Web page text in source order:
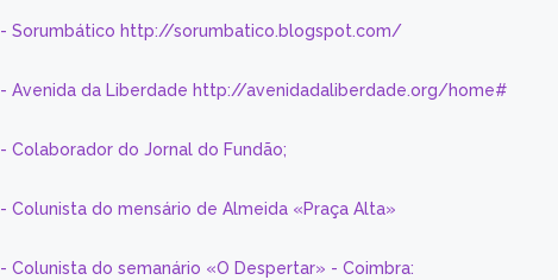
- Sorumbático http://sorumbatico.blogspot.com/
- Avenida da Liberdade http://avenidadaliberdade.org/home#
- Colaborador do Jornal do Fundão;
- Colunista do mensário de Almeida «Praça Alta»
- Colunista do semanário «O Despertar» - Coimbra: